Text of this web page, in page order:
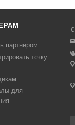
партнером
точку
для